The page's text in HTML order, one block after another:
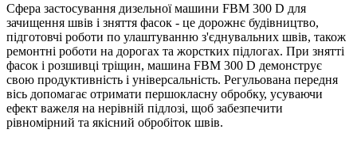
Сфера застосування дизельної машини FBM 300 D для
зачищення швів і зняття фасок - це дорожнє будівництво,
підготовчі роботи по улаштуванню з'єднувальних швів, також
ремонтні роботи на дорогах та жорстких підлогах. При знятті
фасок і розшивці тріщин, машина FBM 300 D демонструє
свою продуктивність і універсальність. Регульована передня
вісь допомагає отримати першокласну обробку, усуваючи
ефект важеля на нерівній підлозі, щоб забезпечити
рівномірний та якісний обробіток швів.